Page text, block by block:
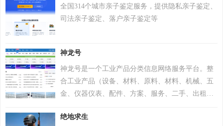
准，靠谱！
全国314个城市亲子鉴定服务，提供隐私亲子鉴定、
司法亲子鉴定、落户亲子鉴定等
神龙号
神龙号是一个工业产品分类信息网络服务平台。整
合工业产品（设备、材料、原料、材料、机械、五
金、仪器仪表、配件、方案、服务、二手、出租
品信息。同时设有产品排行 榜单、产品品牌、品牌
绝地求生